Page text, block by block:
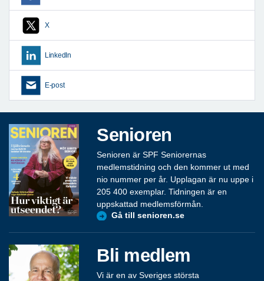
X
LinkedIn
E-post
Senioren
Senioren är SPF Seniorernas
medlemstidning och den kommer ut med
nio nummer per år. Upplagan är nu uppe i
205 400 exemplar. Tidningen är en
uppskattad medlemsförmån.
Gå till senioren.se
Bli medlem
Vi är en av Sveriges största